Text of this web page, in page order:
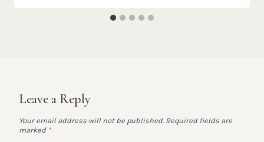
Leave a Reply
Your email address will not be published. Required fields are
marked *